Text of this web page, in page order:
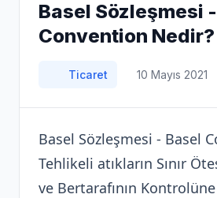
Basel Sözleşmesi
Convention Nedir?
Ticaret 10 Mayıs 2021
Basel Sözleşmesi - Basel
Tehlikeli atıkların Sınır
ve Bertarafının